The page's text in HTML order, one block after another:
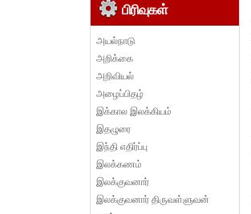
பிரிவுகள்
அயல்நாடு
அறிக்கை
அறிவியல்
அழைப்பிதழ்
இக்கால இலக்கியம்
இதழுரை
இந்தி எதிர்ப்பு
இலக்கணம்
இலக்குவனார்
இலக்குவனார் திருவள்ளுவன்